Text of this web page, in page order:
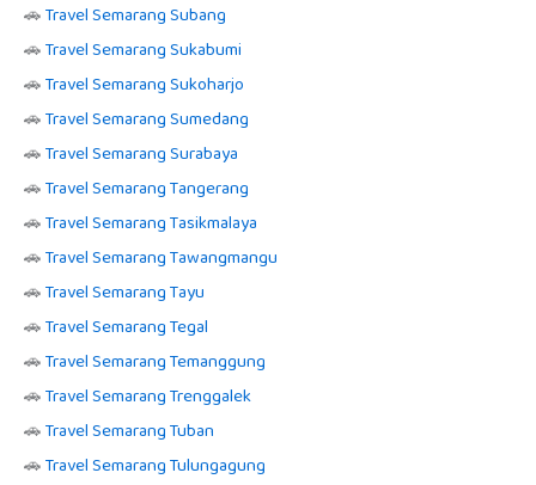
🚗Travel Semarang Subang
🚗Travel Semarang Sukabumi
🚗Travel Semarang Sukoharjo
🚗Travel Semarang Sumedang
🚗Travel Semarang Surabaya
🚗Travel Semarang Tangerang
🚗Travel Semarang Tasikmalaya
🚗Travel Semarang Tawangmangu
🚗Travel Semarang Tayu
🚗Travel Semarang Tegal
🚗Travel Semarang Temanggung
🚗Travel Semarang Trenggalek
🚗Travel Semarang Tuban
🚗Travel Semarang Tulungagung